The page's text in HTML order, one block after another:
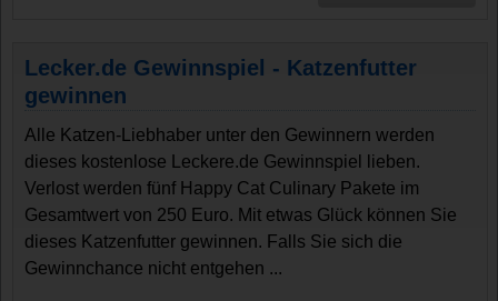
Lecker.de Gewinnspiel - Katzenfutter
gewinnen
Alle Katzen-Liebhaber unter den Gewinnern werden
dieses kostenlose Leckere.de Gewinnspiel lieben.
Verlost werden fünf Happy Cat Culinary Pakete im
Gesamtwert von 250 Euro. Mit etwas Glück können Sie
dieses Katzenfutter gewinnen. Falls Sie sich die
Gewinnchance nicht entgehen ...